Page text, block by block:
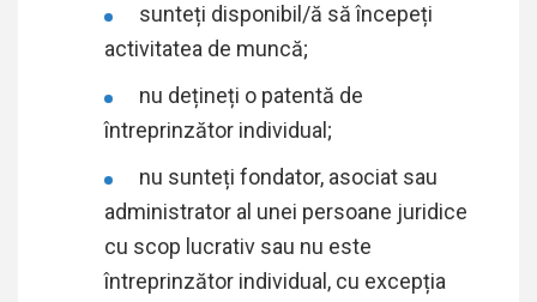
sunteți disponibil/ă să începeți
activitatea de muncă;
nu dețineți o patentă de
întreprinzător individual;
nu sunteți fondator, asociat sau
administrator al unei persoane juridice
cu scop lucrativ sau nu este
întreprinzător individual, cu excepția